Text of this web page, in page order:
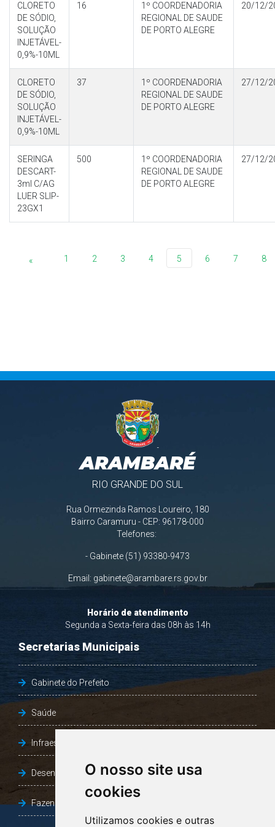
O nosso site usa
cookies
Utilizamos cookies e outras
CLORETO
DE SÓDIO,
SOLUÇÃO
INJETÁVEL-
0,9%-10ML
16
1º COORDENADORIA
REGIONAL DE SAUDE
DE PORTO ALEGRE
20/12/
CLORETO
DE SÓDIO,
SOLUÇÃO
INJETÁVEL-
0,9%-10ML
37
1º COORDENADORIA
REGIONAL DE SAUDE
DE PORTO ALEGRE
27/12/
SERINGA
DESCART-
3ml C/AG
LUER SLIP-
23GX1
500
1º COORDENADORIA
REGIONAL DE SAUDE
DE PORTO ALEGRE
27/12/
« 1 2 3 4 5 6 7 8
ARAMBARÉ
RIO GRANDE DO SUL
Rua Ormezinda Ramos Loureiro, 180
Bairro Caramuru - CEP: 96178-000
Telefones:
- Gabinete (51) 93380-9473
Email: gabinete@arambare.rs.gov.br
Horário de atendimento
Segunda a Sexta-feira das 08h às 14h
Secretarias Municipais
Gabinete do Prefeito
Saúde
Infraestrutura, Agricultura e Meio Ambiente
Desenvolvimento Social
Fazenda e Desenvolvimento Econômico